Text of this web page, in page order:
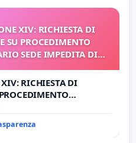
XIV: RICHIESTA DI
SU PROCEDIMENTO
SEDE IMPEDITA DI
XIV: RICHIESTA DI
SEDE IMPEDITA DI